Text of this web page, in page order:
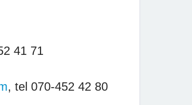
41 71
, tel 070-452 42 80